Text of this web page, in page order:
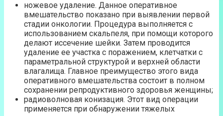
ножевое удаление. Данное оперативное
вмешательство показано при выявлении первой
стадии онкологии. Процедура выполняется с
использованием скальпеля, при помощи которого
делают иссечение шейки. Затем проводится
удаление ее участка с поражением, клетчатки с
параметральной структурой и верхней области
влагалища. Главное преимущество этого вида
оперативного вмешательства состоит в полном
сохранении репродуктивного здоровья женщины;
радиоволновая конизация. Этот вид операции
применяется при обнаружении тяжелых